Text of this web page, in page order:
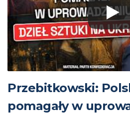
Przebitkowski:
pomagały w